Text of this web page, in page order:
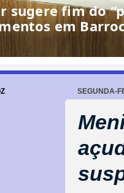
sugere fim do
em
SEGUNDA-